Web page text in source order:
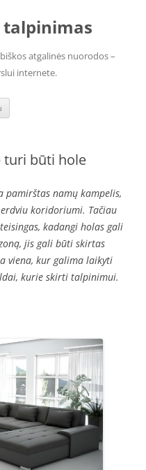
talpinimas
atgalinės nuorodos –
internete.
turi būti hole
pamirštas namų kampelis,
koridoriumi. Tačiau
kadangi holas gali
jis gali būti skirtas
viena, kur galima laikyti
kurie skirti talpinimui.